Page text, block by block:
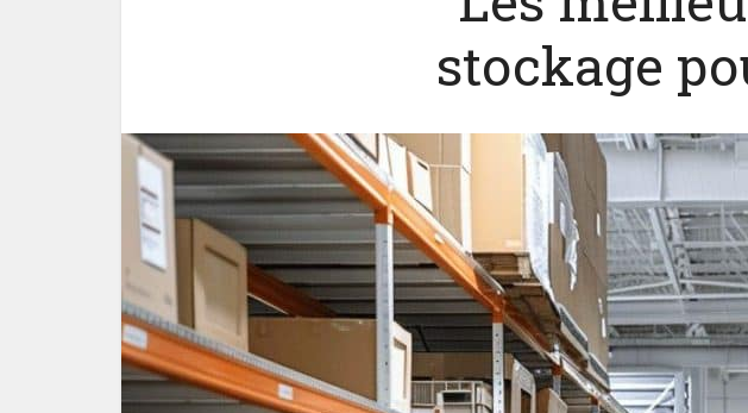
stockage